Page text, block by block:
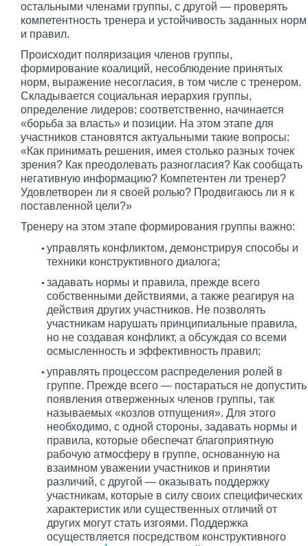
остальными членами группы, с другой — проверять
компетентность тренера и устойчивость заданных норм
и правил.
Происходит поляризация членов группы,
формирование коалиций, несоблюдение принятых
норм, выражение несогласия, в том числе с тренером.
Складывается социальная иерархия группы,
определение лидеров; соответственно, начинается
«борьба за власть» и позиции. На этом этапе для
участников становятся актуальными такие вопросы:
«Как принимать решения, имея столько разных точек
зрения? Как преодолевать разногласия? Как сообщать
негативную информацию? Компетентен ли тренер?
Удовлетворен ли я своей ролью? Продвигаюсь ли я к
поставленной цели?»
Тренеру на этом этапе формирования группы важно:
управлять конфликтом, демонстрируя способы и
техники конструктивного диалога;
задавать нормы и правила, прежде всего
собственными действиями, а также реагируя на
действия других участников. Не позволять
участникам нарушать принципиальные правила,
но не создавая конфликт, а обсуждая со всеми
осмысленность и эффективность правил;
управлять процессом распределения ролей в
группе. Прежде всего — постараться не допустить
появления отверженных членов группы, так
называемых «козлов отпущения». Для этого
необходимо, с одной стороны, задавать нормы и
правила, которые обеспечат благоприятную
рабочую атмосферу в группе, основанную на
взаимном уважении участников и принятии
различий, с другой — оказывать поддержку
участникам, которые в силу своих специфических
характеристик или существенных отличий от
других могут стать изгоями. Поддержка
осуществляется посредством конструктивного